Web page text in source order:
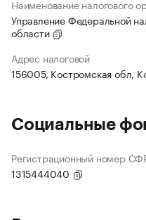
Наименование налогового
Управление Федеральной
области
Адрес налоговой
156005, Костромская обл,
Социальные
Регистрационный номер
1315444040